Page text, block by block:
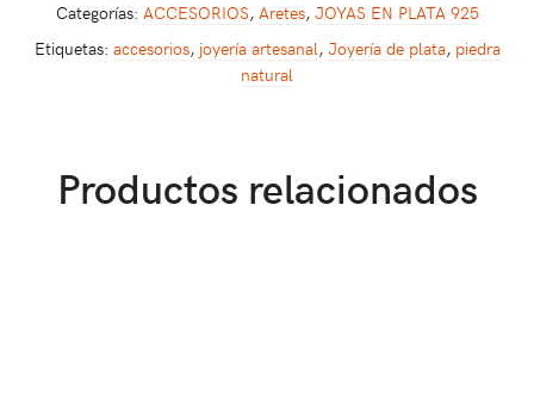
Categorías: ACCESORIOS, Aretes, JOYAS EN PLATA 925
Etiquetas: accesorios, joyería artesanal, Joyería de plata, piedra
natural
Productos relacionados